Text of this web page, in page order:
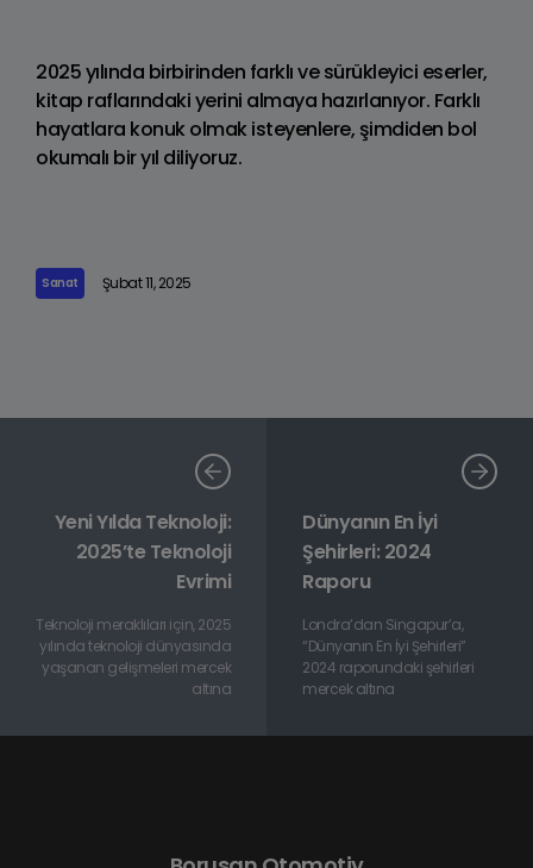
2025 yılında birbirinden farklı ve sürükleyici eserler,
kitap raflarındaki yerini almaya hazırlanıyor. Farklı
hayatlara konuk olmak isteyenlere, şimdiden bol
okumalı bir yıl diliyoruz.
Sanat Şubat 11, 2025
Yeni Yılda Teknoloji:
2025’te Teknoloji
Evrimi
Teknoloji meraklıları için, 2025
yılında teknoloji dünyasında
yaşanan gelişmeleri mercek
altına
Dünyanın En İyi
Şehirleri: 2024
Raporu
Londra’dan Singapur’a,
“Dünyanın En İyi Şehirleri”
2024 raporundaki şehirleri
mercek altına